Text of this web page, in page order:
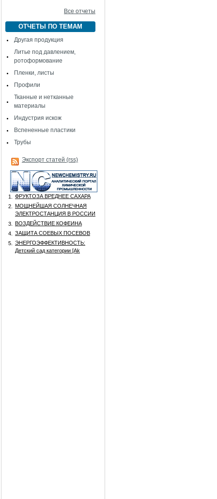
Все отчеты
ОТЧЕТЫ ПО ТЕМАМ
Другая продукция
Литье под давлением,
ротоформование
Пленки, листы
Профили
Тканные и нетканные
материалы
Индустрия искож
Вспененные пластики
Трубы
Экспорт статей (rss)
1.
ФРУКТОЗА ВРЕДНЕЕ САХАРА
2.
МОЩНЕЙШАЯ СОЛНЕЧНАЯ
ЭЛЕКТРОСТАНЦИЯ В РОССИИ
3.
ВОЗДЕЙСТВИЕ КОФЕИНА
4.
ЗАЩИТА СОЕВЫХ ПОСЕВОВ
5.
ЭНЕРГОЭФФЕКТИВНОСТЬ:
Детский сад категории [Аk